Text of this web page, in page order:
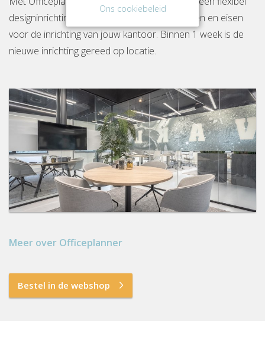
designinrichtingspakket op basis van je wensen en eisen
voor de inrichting van jouw kantoor. Binnen 1 week is de
nieuwe inrichting gereed op locatie.
Meer over Officeplanner
Bestel in de webshop
Ons cookiebeleid